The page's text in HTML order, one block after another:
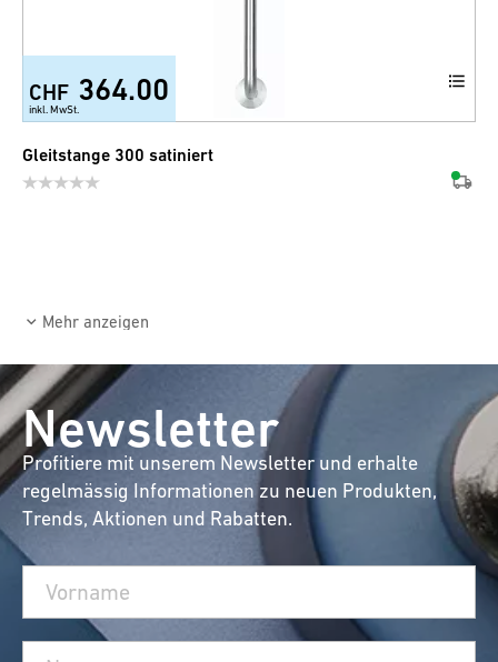
CHF 364.00
inkl. MwSt.
Gleitstange 300 satiniert
Mehr anzeigen
Newsletter
Profitiere mit unserem Newsletter und erhalte
regelmässig Informationen zu neuen Produkten,
Trends, Aktionen und Rabatten.